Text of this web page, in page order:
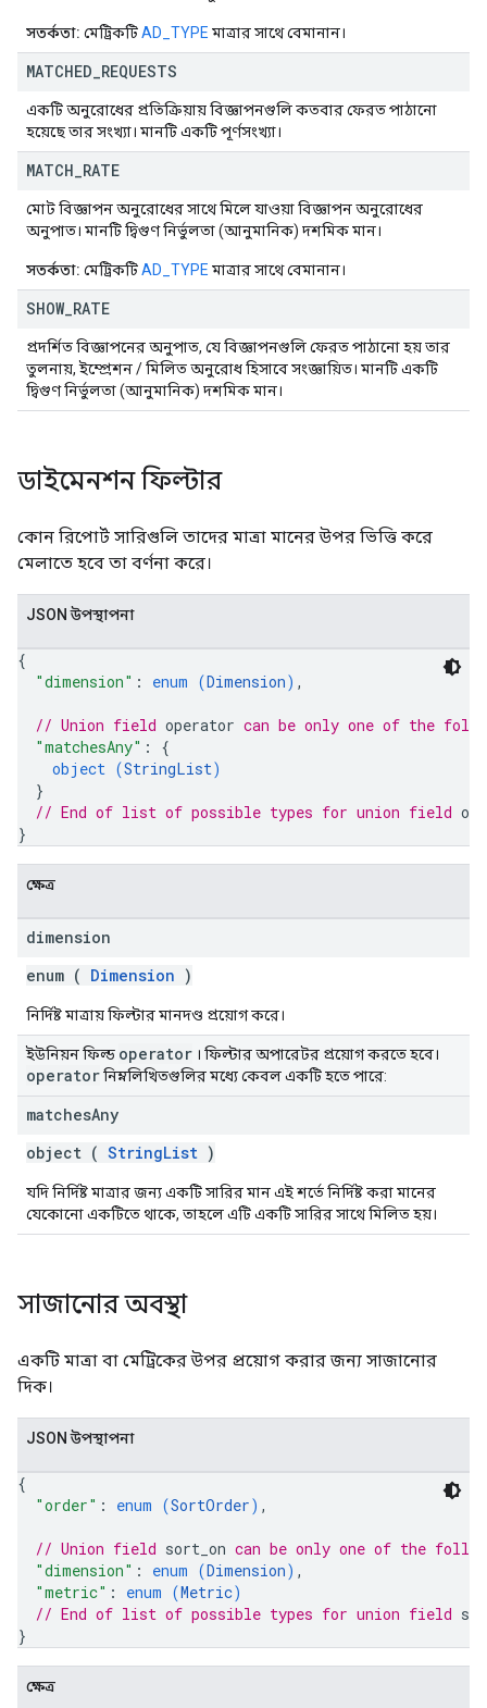
সতর্কতা: মেট্রিকটিAD_TYPE মাত্রার সাথে বেমানান।
MATCHED REQUESTS
একটি অনুরোধের প্রতিক্রিয়ায় বিজ্ঞাপনগুলি কতবার ফেরত পাঠানো
হয়েছে তার সংখ্যা। মানটি একটি পূর্ণসংখ্যা।
MATCH RATE
মোট বিজ্ঞাপন অনুরোধের সাথে মিলে যাওয়া বিজ্ঞাপন অনুরোধের
অনুপাত। মানটি দ্বিগুণ নির্ভুলতা (আনুমানিক) দশমিক মান।
সতর্কতা: মেট্রিকটিAD_TYPE মাত্রার সাথে বেমানান।
SHOW_ RATE
প্রদর্শিত বিজ্ঞাপনের অনুপাত, যে বিজ্ঞাপনগুলি ফেরত পাঠানো হয় তার
তুলনায়, ইম্প্রেশন / মিলিত অনুরোধ হিসাবে সংজ্ঞায়িত। মানটি একটি
দ্বিগুণ নির্ভুলতা (আনুমানিক) দশমিক মান।
ডাইমেনশন ফিল্টার
কোন রিপোর্ট সারিগুলি তাদের মাত্রা মানের উপর ভিত্তি করে
মেলাতে হবে তা বর্ণনা করে।
JSON উপস্থাপনা
{
"dimension" : enum (Dimension) ,
// Union field operator can be only one of the
"matchesAny" : {
object (StringList)
}
// End of list of possible types for union field
}
ক্ষেত্র
dimension
enum ( Dimension )
নির্দিষ্ট মাত্রায় ফিল্টার মানদণ্ড প্রয়োগ করে।
ইউনিয়ন ফিল্ড operator । ফিল্টার অপারেটর প্রয়োগ করতে হবে।
operatorনিম্নলিখিতগুলির মধ্যে কেবল একটি হতে পারে:
matchesAny
object ( StringList )
যদি নির্দিষ্ট মাত্রার জন্য একটি সারির মান এই শর্তে নির্দিষ্ট করা মানের
যেকোনো একটিতে থাকে, তাহলে এটি একটি সারির সাথে মিলিত হয়।
সাজানোর অবস্থা
একটি মাত্রা বা মেট্রিকের উপর প্রয়োগ করার জন্য সাজানোর
দিক।
JSON উপস্থাপনা
{
"order" : enum (SortOrder) ,
// Union field sort_on can be only one of the
"dimension" : enum (Dimension) ,
"metric" : enum (Metric)
// End of list of possible types for union field
}
ক্ষেত্র